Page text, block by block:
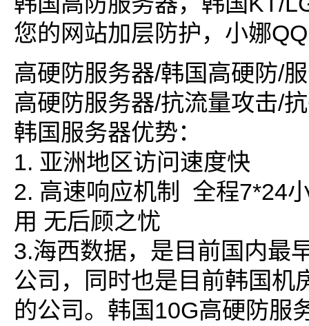
您的网站加层防护，小娜
高硬防服务器/韩国高硬防/
高硬防服务器/抗流量攻击/
韩国服务器优势：
1. 亚洲地区访问速度快
2. 高速响应机制 全程7*24
用 无后顾之忧
3.海西数据，是目前国内最
公司，同时也是目前韩国机
的公司。韩国10G高硬防服